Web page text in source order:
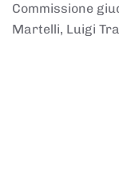
Commissione
Martelli, Luigi